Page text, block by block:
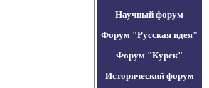
Научный форум
Форум "Русская идея"
Форум "Курск"
Исторический форум